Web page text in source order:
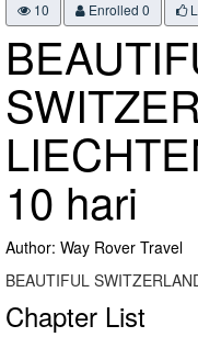
10 Enrolled 0
10 hari
Author: Way Rover Travel
BEAUTIFUL
Chapter List